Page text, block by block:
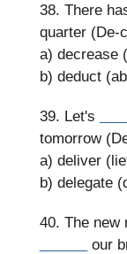
38. There
quarter (De-
a) decrease
b) deduct
39. Let's
tomorrow
a) deliver
b) delegate
40. The new
our